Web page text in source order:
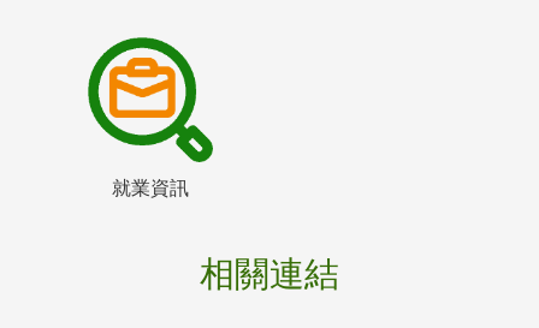
就業資訊
相關連結